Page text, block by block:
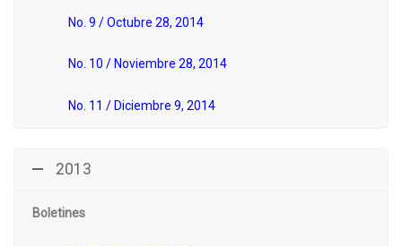
No. 9 / Octubre 28, 2014
No. 10 / Noviembre 28, 2014
No. 11 / Diciembre 9, 2014
2013
Boletines